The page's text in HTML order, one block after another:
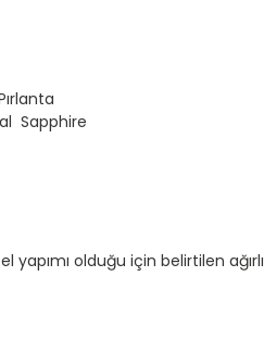
Sapphire
yapımı olduğu için belirtilen